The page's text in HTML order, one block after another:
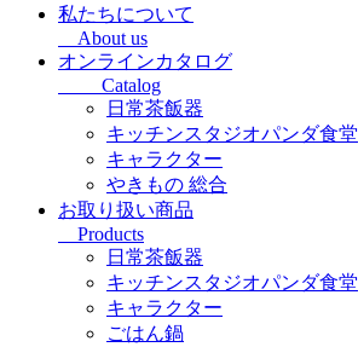
私たちについて
About us
オンラインカタログ
Catalog
日常茶飯器
キッチンスタジオパンダ食堂
キャラクター
やきもの 総合
お取り扱い商品
Products
日常茶飯器
キッチンスタジオパンダ食堂
キャラクター
ごはん鍋